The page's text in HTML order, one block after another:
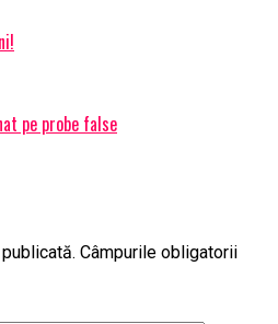
pe probe false
Câmpurile obligatorii